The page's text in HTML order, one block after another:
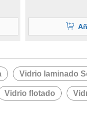
Vidrio laminado
Vidrio flotado